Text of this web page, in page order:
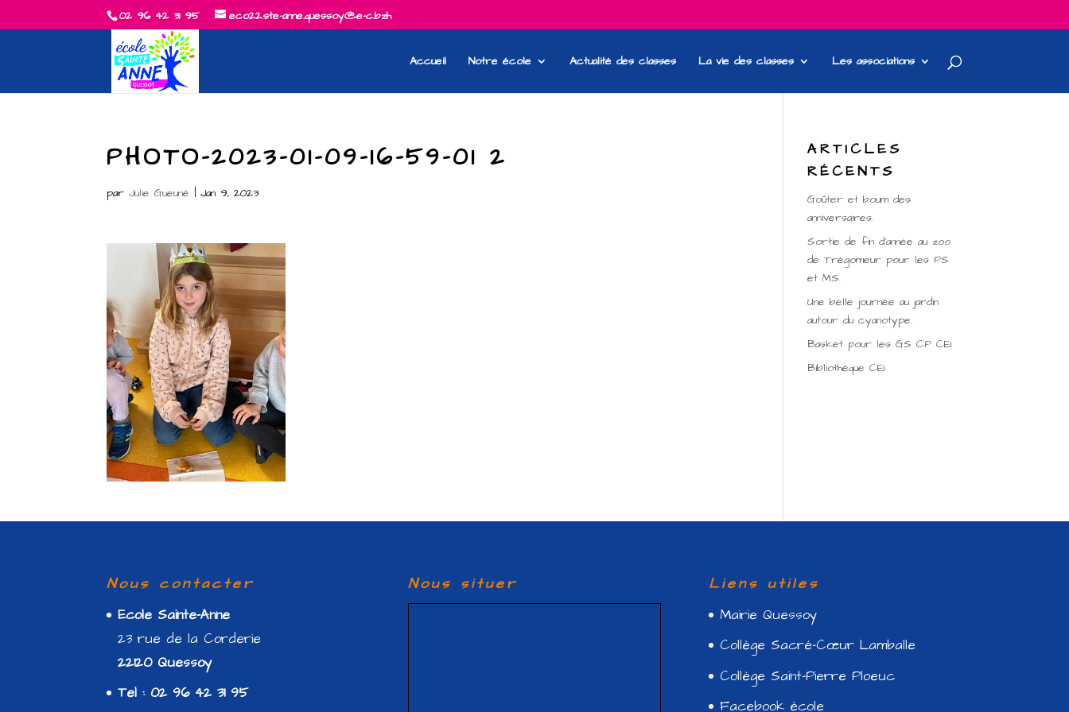
02 96 42 31 95 eco22.ste-anne.quessoy@e-c.bzh
Accueil Notre école Actualité des classes La vie des classes Les associations
PHOTO-2023-01-09-16-59-01 2
parJulie Gueuné |Jan 9, 2023
ARTICLES
RÉCENTS
Goûter et boum des
anniversaires.
Sortie de fin d’année au zoo
de Trégomeur pour les PS
et MS.
Une belle journée au jardin
autour du cyanotype.
Basket pour les GS CP CE1
Bibliothèque CE1
Nous contacter
Ecole Sainte-Anne
23 rue de la Corderie
22120 Quessoy
Tel : 02 96 42 31 95
Nous situer Liens utiles
Mairie Quessoy
Collège Sacré-Cœur Lamballe
Collège Saint-Pierre Ploeuc
Facebook école